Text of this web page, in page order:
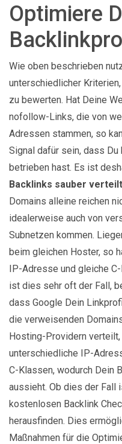
Optimiere
Wie oben beschrieben
unterschiedlicher
zu bewerten. Hat Deine
nofollow-Links, die von
Adressen stammen, so
Signal dafür sein, dass
betrieben hast. Es ist
Backlinks sauber verteilt
Domains alleine reichen
idealerweise auch von
Subnetzen kommen.
beim gleichen Hoster, so
IP-Adresse und gleiche
ist dies sehr oft der Fall,
dass Google Dein
die verweisenden
Hosting-Providern
unterschiedliche IP-
C-Klassen, wodurch Dein
aussieht. Ob dies der Fall
kostenlosen Backlink
herausfinden. Dies
Maßnahmen für die